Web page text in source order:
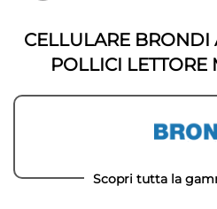
immagini
CELLULARE BRONDI
POLLICI LETTORE
Scopri tutta la